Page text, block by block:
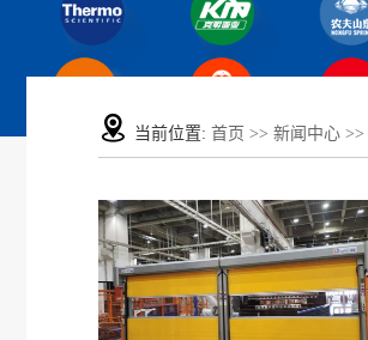
当前位置: 首页 >> 新闻中心 >>